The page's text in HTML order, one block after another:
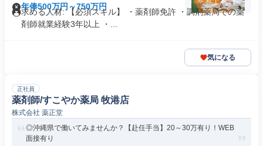
年俸500万円～750万円
求める人材: 【必須スキル】 ・薬剤師免許 ・調剤薬局での薬
剤師就業経験3年以上 ・...
気になる
正社員
薬剤師/すこやか薬局 牧港店
株式会社 薬正堂
◎沖縄県で働いてみませんか？【赴任手当】20～30万有り！WEB
面接有り